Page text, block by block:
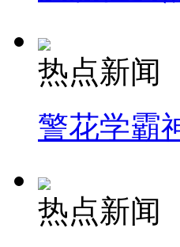
热点新闻
警花学霸
热点新闻